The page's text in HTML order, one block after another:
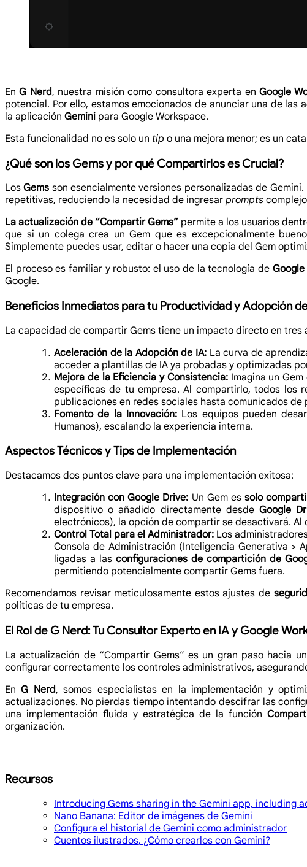
EnG Nerd, nuestra misión como consultora experta enGoogle
potencial. Por ello, estamos emocionados de anunciar una de
la aplicación Gemini para Google Workspace.
Esta funcionalidad no es solo un tip o una mejora menor; es un
¿Qué son los Gems y por qué Compartirlos es Crucial?
LosGems son esencialmente versiones personalizadas de
repetitivas, reduciendo la necesidad de ingresar prompts
La actualización de “Compartir Gems” permite a los usuarios
que si un colega crea un Gem que es excepcionalmente
Simplemente puedes usar, editar o hacer una copia del Gem
El proceso es familiar y robusto: el uso de la tecnología de Google
Google.
Beneficios Inmediatos para tu Productividad y Adopción
La capacidad de compartir Gems tiene un impacto directo en tres
Aceleración de la Adopción de IA:La curva de
acceder a plantillas de IA ya probadas y optimizadas
Mejora de la Eficiencia y Consistencia:Imagina un
específicas de tu empresa. Al compartirlo, todos los
publicaciones en redes sociales hasta comunicados de
Fomento de la Innovación: Los equipos pueden
Humanos), escalando la experiencia interna.
Aspectos Técnicos y Tips de Implementación
Destacamos dos puntos clave para una implementación exitosa:
Integración con Google Drive: Un Gem es solo
dispositivo o añadido directamente desdeGoogle
electrónicos), la opción de compartir se desactivará. Al
Control Total para el Administrador: Los
Consola de Administración (Inteligencia Generativa >
ligadas a las configuraciones de compartición de
permitiendo potencialmente compartir Gems fuera.
Recomendamos revisar meticulosamente estos ajustes de
políticas de tu empresa.
El Rol de G Nerd: Tu Consultor Experto en IA y Google
La actualización de “Compartir Gems” es un gran paso hacia
configurar correctamente los controles administrativos,
EnG Nerd, somos especialistas en la implementación y
actualizaciones. No pierdas tiempo intentando descifrar las
una implementación fluida y estratégica de la función
organización.
Recursos
Introducing Gems sharing in the Gemini app, including
Nano Banana: Editor de imágenes de Gemini
Configura el historial de Gemini como administrador
Cuentos ilustrados, ¿Cómo crearlos con Gemini?